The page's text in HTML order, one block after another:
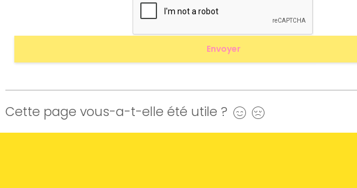
Cette page vous-a-t-elle été utile ? Oui